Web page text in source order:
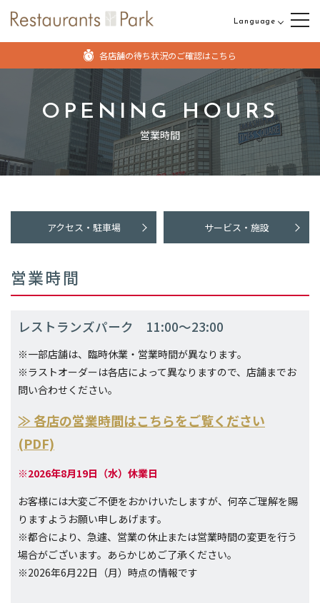
各店舗の待ち状況のご確認はこちら
Language
日本語
English
中文（繁体字）
中文（簡体字）
OPENING HOURS
営業時間
アクセス・駐車場 サービス・施設
営業時間
レストランズパーク 11:00～23:00
※一部店舗は、臨時休業・営業時間が異なります。
※ラストオーダーは各店によって異なりますので、店舗までお
問い合わせください。
≫ 各店の営業時間はこちらをご覧ください
(PDF)
※2026年8月19日（水）休業日
お客様には大変ご不便をおかけいたしますが、何卒ご理解を賜
りますようお願い申しあげます。
※都合により、急遽、営業の休止または営業時間の変更を行う
場合がございます。あらかじめご了承ください。
※2026年6月22日（月）時点の情報です